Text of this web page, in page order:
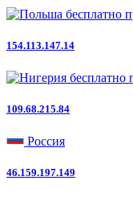
154.113.147.14
109.68.215.84
Россия
46.159.197.149